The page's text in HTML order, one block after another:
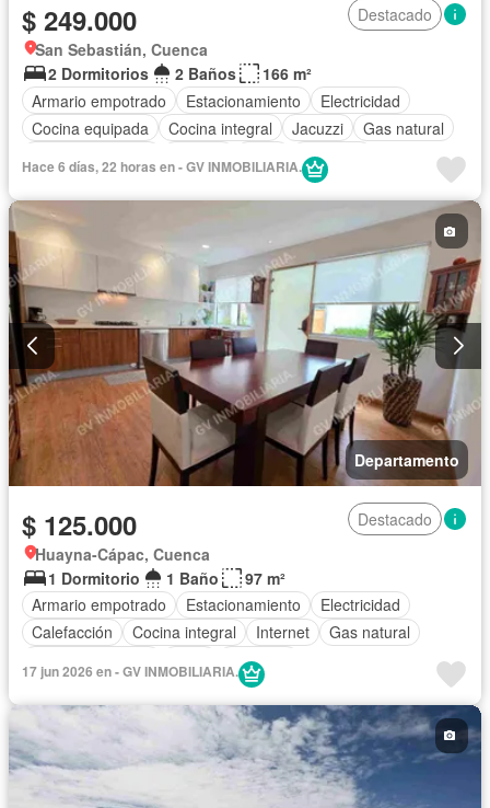
$ 249.000
Destacado
San Sebastián, Cuenca
2 Dormitorios
2 Baños
166 m²
Armario empotrado
Estacionamiento
Electricidad
Cocina equipada
Cocina integral Jacuzzi
Gas natural
Conserje
Acceso para personas con discapacidad
Garita de guardianía
Seguridad
Piscina
Hace 6 días, 22 horas en - GV INMOBILIARIA.
Departamento
$ 125.000
Destacado
Huayna-Cápac, Cuenca
1 Dormitorio
1 Baño
97 m²
Armario empotrado
Estacionamiento
Electricidad
Calefacción
Cocina integral Internet
Gas natural
Conserje
Acceso para personas con discapacidad
Garita de guardianía
Ascensor Seguridad
Piscina
Wifi
Sin amoblar
17 jun 2026 en - GV INMOBILIARIA.